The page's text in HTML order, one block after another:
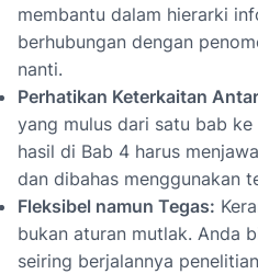
membantu dalam hierarki
berhubungan dengan
nanti.
Perhatikan Keterkaitan
yang mulus dari satu bab
hasil di Bab 4 harus
dan dibahas menggunakan
Fleksibel namun Tegas:
bukan aturan mutlak. Anda
seiring berjalannya